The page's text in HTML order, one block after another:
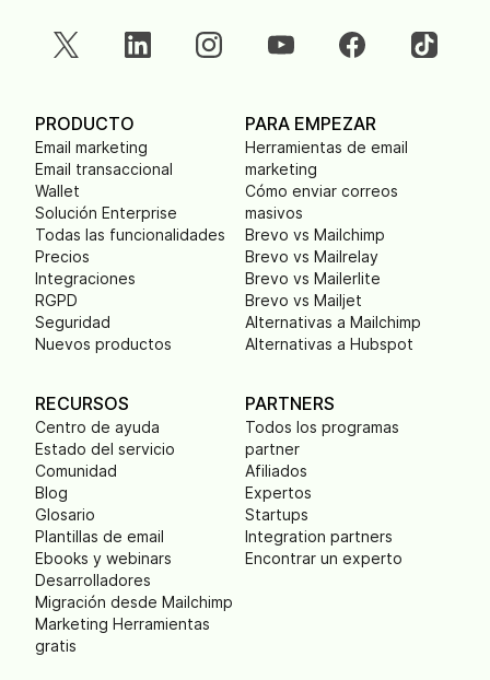
PRODUCTO
Email marketing
Email transaccional
Wallet
Solución Enterprise
Todas las funcionalidades
Precios
Integraciones
RGPD
Seguridad
Nuevos productos
PARA EMPEZAR
Herramientas de email
marketing
Cómo enviar correos
masivos
Brevo vs Mailchimp
Brevo vs Mailrelay
Brevo vs Mailerlite
Brevo vs Mailjet
Alternativas a Mailchimp
Alternativas a Hubspot
RECURSOS
Centro de ayuda
Estado del servicio
Comunidad
Blog
Glosario
Plantillas de email
Ebooks y webinars
Desarrolladores
Migración desde Mailchimp
Marketing Herramientas
gratis
PARTNERS
Todos los programas
partner
Afiliados
Expertos
Startups
Integration partners
Encontrar un experto